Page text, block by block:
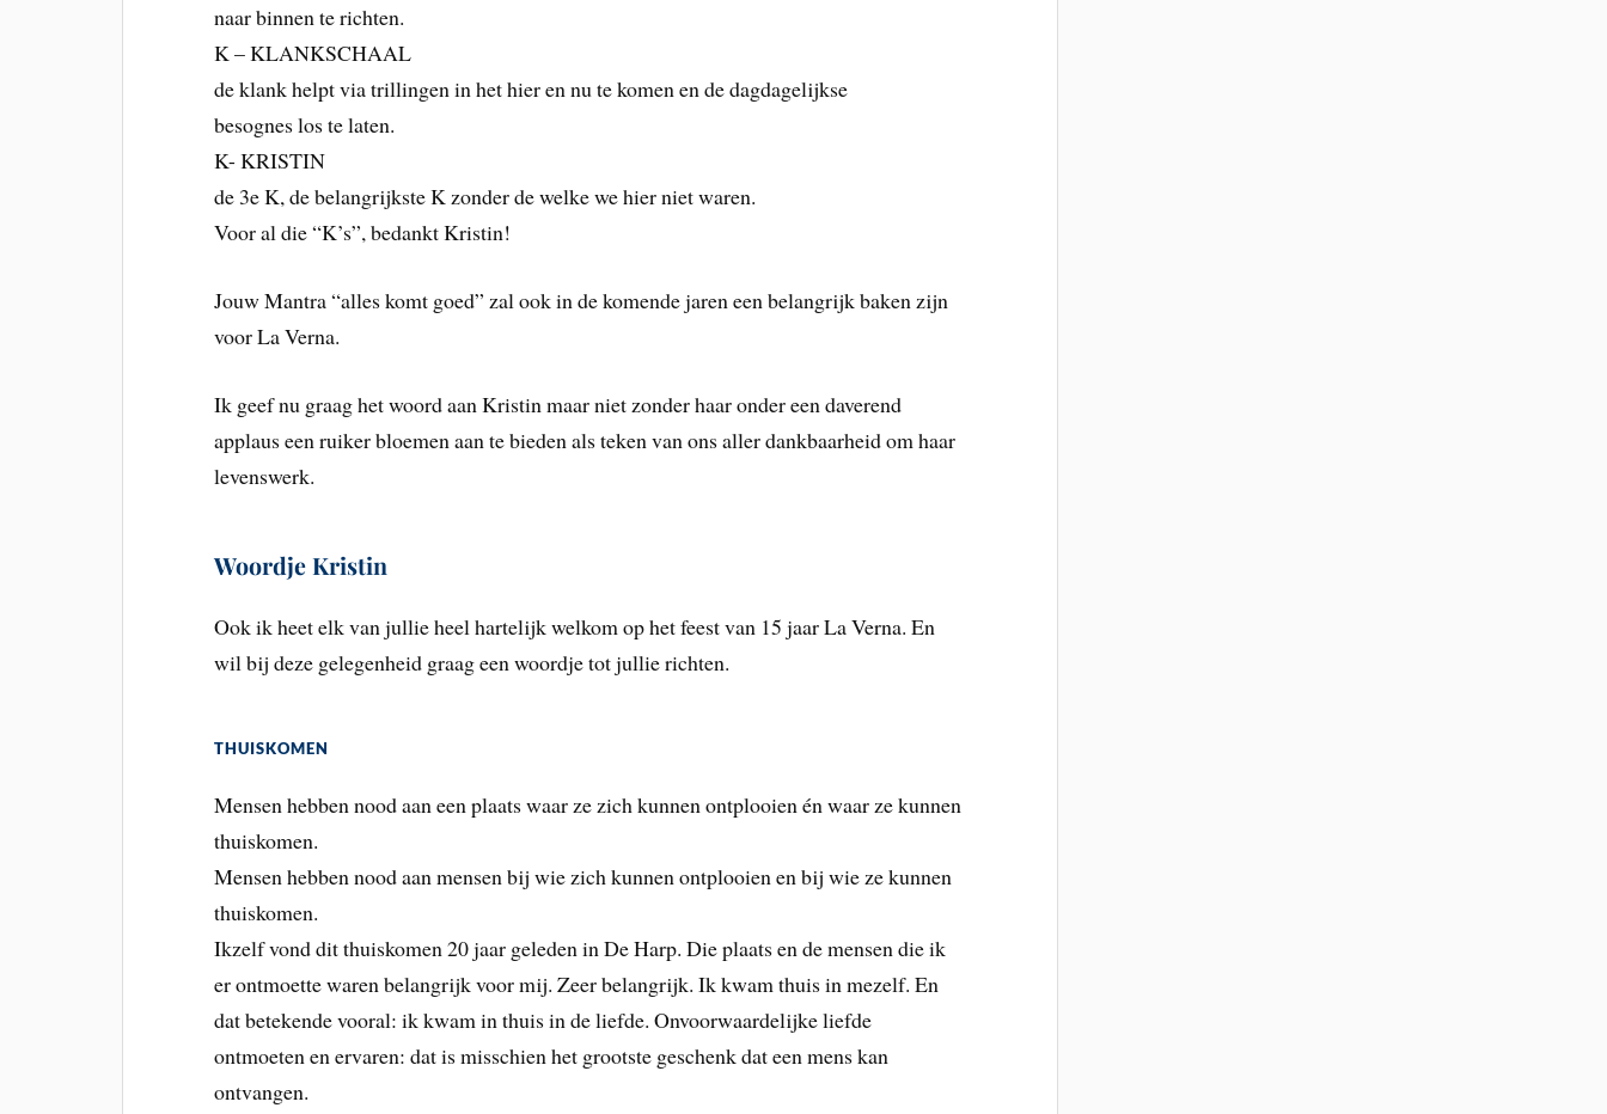
naar binnen te richten.
K – KLANKSCHAAL
de klank helpt via trillingen in het hier en nu te komen en de dagdagelijkse
besognes los te laten.
K- KRISTIN
de 3e K, de belangrijkste K zonder de welke we hier niet waren.
Voor al die “K’s”, bedankt Kristin!
Jouw Mantra “alles komt goed” zal ook in de komende jaren een belangrijk baken zijn
voor La Verna.
Ik geef nu graag het woord aan Kristin maar niet zonder haar onder een daverend
applaus een ruiker bloemen aan te bieden als teken van ons aller dankbaarheid om haar
levenswerk.
Woordje Kristin
Ook ik heet elk van jullie heel hartelijk welkom op het feest van 15 jaar La Verna. En
wil bij deze gelegenheid graag een woordje tot jullie richten.
THUISKOMEN
Mensen hebben nood aan een plaats waar ze zich kunnen ontplooien én waar ze kunnen
thuiskomen.
Mensen hebben nood aan mensen bij wie zich kunnen ontplooien en bij wie ze kunnen
thuiskomen.
Ikzelf vond dit thuiskomen 20 jaar geleden in De Harp. Die plaats en de mensen die ik
er ontmoette waren belangrijk voor mij. Zeer belangrijk. Ik kwam thuis in mezelf. En
dat betekende vooral: ik kwam in thuis in de liefde. Onvoorwaardelijke liefde
ontmoeten en ervaren: dat is misschien het grootste geschenk dat een mens kan
ontvangen.